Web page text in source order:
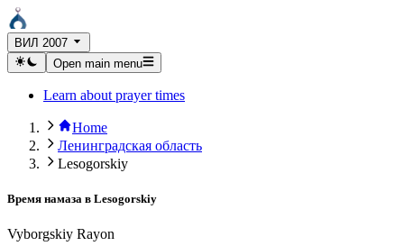
ВИЛ 2007
Open main menu
Learn about prayer times
Home
Ленинградская область
Lesogorskiy
Время намаза в Lesogorskiy
Vyborgskiy Rayon